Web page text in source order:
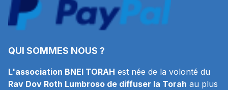
QUI SOMMES NOUS ?
L'association BNEI TORAH est née de la volonté du
Rav Dov Roth Lumbroso de diffuser la Torah au plus